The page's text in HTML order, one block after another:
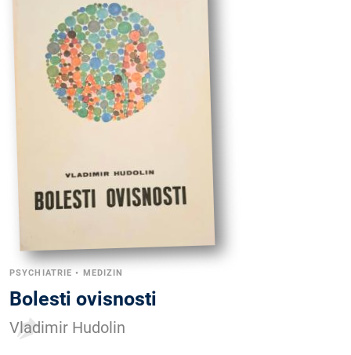
PSYCHIATRIE • MEDIZIN
Bolesti ovisnosti
Vladimir Hudolin